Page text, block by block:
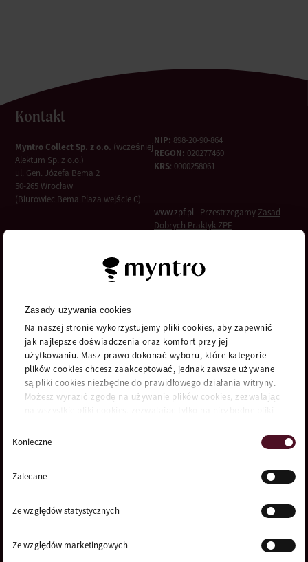
Zasady używania cookies
Na naszej stronie wykorzystujemy pliki cookies, aby zapewnić
jak najlepsze doświadczenia oraz komfort przy jej
użytkowaniu. Masz prawo dokonać wyboru, które kategorie
plików cookies chcesz zaakceptować, jednak zawsze używane
są pliki cookies niezbędne do prawidłowego działania witryny.
Możesz wyrazić zgodę na używanie plików cookies, zezwalając
zgody
Konieczne
Zalecane
Ze względów statystycznych
Ze względów marketingowych
Kontakt
Myntro Collect Sp. z o.o. (wcześniej
Alektum Sp. z o.o.)
ul. Gen. Józefa Bema 2
50-265 Wrocław
(Biurowiec Bema Plaza wejście C)
NIP: 898-20-90-864
REGON: 020277460
KRS: 0000258061
www.zpf.pl | Przestrzegamy Zasad
Dobrych Praktyk ZPF
Myntro Collect Sp. z o.o. z siedzibą
we Wrocławiu, ul. Gen. Józefa Bema
rejestru przedsiębiorców Krajowego
Rejestru Sądowego prowadzonego
przez Sąd Rejonowy dla Wrocławia –
Fabrycznej we Wrocławiu, VI Wydział
Gospodarczy KRS pod numerem:
0000258061, NIP: 8982090864, REGON:
020277460, o kapitale zakładowy
1.000.000 zł.
Ważne
prywatności
Kontakt i
Polityka